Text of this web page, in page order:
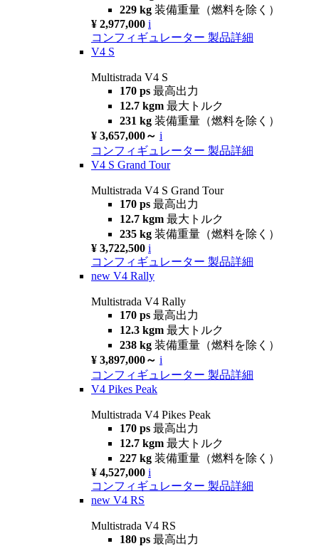
229 kg 装備重量（燃料を除く）
¥ 2,977,000 i
コンフィギュレーター 製品詳細
V4 S
Multistrada V4 S
170 ps 最高出力
12.7 kgm 最大トルク
231 kg 装備重量（燃料を除く）
¥ 3,657,000～ i
コンフィギュレーター 製品詳細
V4 S Grand Tour
Multistrada V4 S Grand Tour
170 ps 最高出力
12.7 kgm 最大トルク
235 kg 装備重量（燃料を除く）
¥ 3,722,500 i
コンフィギュレーター 製品詳細
new V4 Rally
Multistrada V4 Rally
170 ps 最高出力
12.3 kgm 最大トルク
238 kg 装備重量（燃料を除く）
¥ 3,897,000～ i
コンフィギュレーター 製品詳細
V4 Pikes Peak
Multistrada V4 Pikes Peak
170 ps 最高出力
12.7 kgm 最大トルク
227 kg 装備重量（燃料を除く）
¥ 4,527,000 i
コンフィギュレーター 製品詳細
new V4 RS
Multistrada V4 RS
180 ps 最高出力